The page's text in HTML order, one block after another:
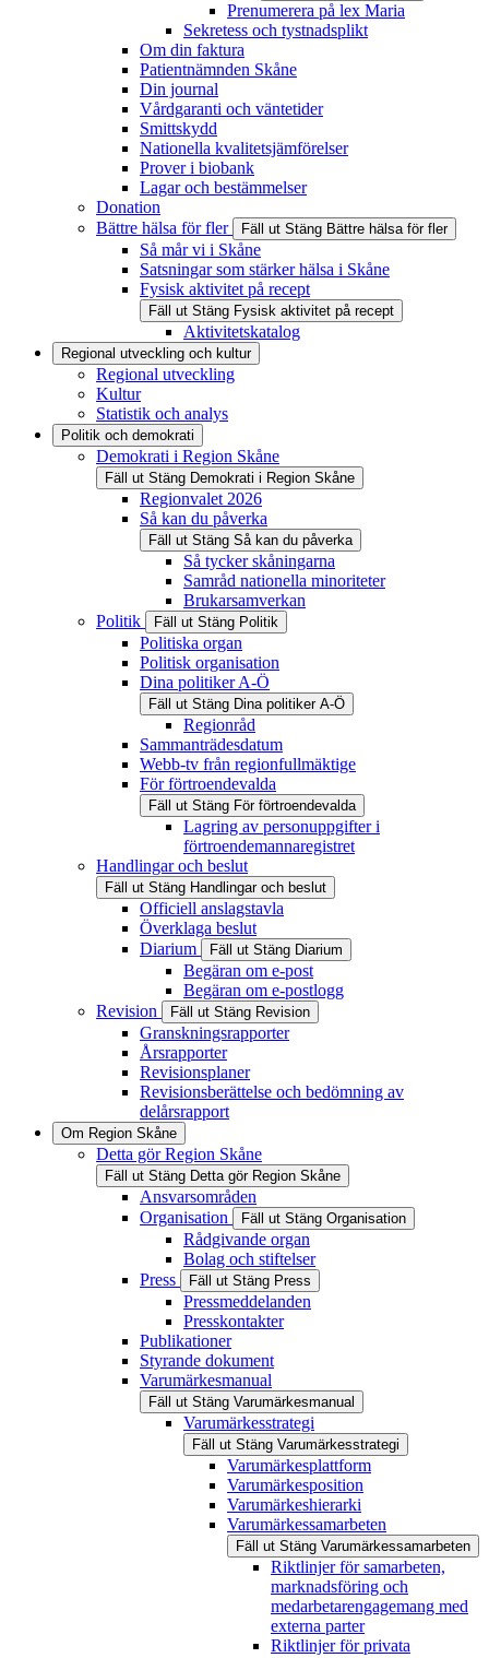
Prenumerera på lex Maria
Sekretess och tystnadsplikt
Om din faktura
Patientnämnden Skåne
Din journal
Vårdgaranti och väntetider
Smittskydd
Nationella kvalitetsjämförelser
Prover i biobank
Lagar och bestämmelser
Donation
Bättre hälsa för fler
Fäll ut Stäng Bättre hälsa för fler
Så mår vi i Skåne
Satsningar som stärker hälsa i Skåne
Fysisk aktivitet på recept
Fäll ut Stäng Fysisk aktivitet på recept
Aktivitetskatalog
Regional utveckling och kultur
Regional utveckling
Kultur
Statistik och analys
Politik och demokrati
Demokrati i Region Skåne
Fäll ut Stäng Demokrati i Region Skåne
Regionvalet 2026
Så kan du påverka
Fäll ut Stäng Så kan du påverka
Så tycker skåningarna
Samråd nationella minoriteter
Brukarsamverkan
Politik
Fäll ut Stäng Politik
Politiska organ
Politisk organisation
Dina politiker A-Ö
Fäll ut Stäng Dina politiker A-Ö
Regionråd
Sammanträdesdatum
Webb-tv från regionfullmäktige
För förtroendevalda
Fäll ut Stäng För förtroendevalda
Lagring av personuppgifter i
förtroendemannaregistret
Handlingar och beslut
Fäll ut Stäng Handlingar och beslut
Officiell anslagstavla
Överklaga beslut
Diarium
Fäll ut Stäng Diarium
Begäran om e-post
Begäran om e-postlogg
Revision
Fäll ut Stäng Revision
Granskningsrapporter
Årsrapporter
Revisionsplaner
Revisionsberättelse och bedömning av
delårsrapport
Om Region Skåne
Detta gör Region Skåne
Fäll ut Stäng Detta gör Region Skåne
Ansvarsområden
Organisation
Fäll ut Stäng Organisation
Rådgivande organ
Bolag och stiftelser
Press
Fäll ut Stäng Press
Pressmeddelanden
Presskontakter
Publikationer
Styrande dokument
Varumärkesmanual
Fäll ut Stäng Varumärkesmanual
Varumärkesstrategi
Fäll ut Stäng Varumärkesstrategi
Varumärkesplattform
Varumärkesposition
Varumärkeshierarki
Varumärkessamarbeten
Fäll ut Stäng Varumärkessamarbeten
Riktlinjer för samarbeten,
marknadsföring och
medarbetarengagemang med
externa parter
Riktlinjer för privata